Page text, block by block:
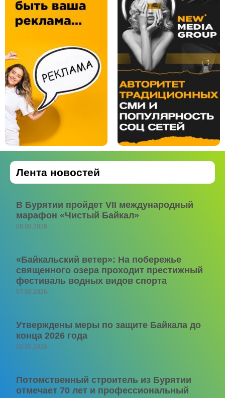
Лента новостей
В Бурятии пройдет VII международный
марафон «Чистый Байкал»
08.08.2026
«Байкальский ветер»: На побережье
священного озера проходит престижный
фестиваль водных видов спорта
07.08.2026
Утверждены меры по защите Байкала до
конца 2026 года
06.08.2026
Потомственный строитель из Бурятии
отмечает 70 лет и профессиональный